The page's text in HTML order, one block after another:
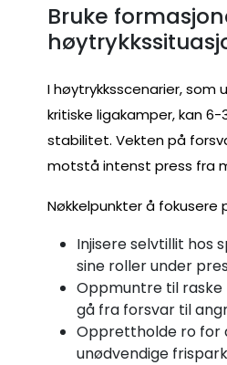
Bruke
I høytrykksscenarier, som
kritiske ligakamper, kan
stabilitet. Vekten på
motstå intenst press fra
Nøkkelpunkter å fokusere
Injisere selvtillit hos
sine roller under
Oppmuntre til
gå fra forsvar til
Opprettholde ro for
unødvendige